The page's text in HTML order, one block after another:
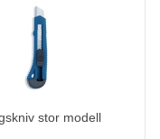
stor modell